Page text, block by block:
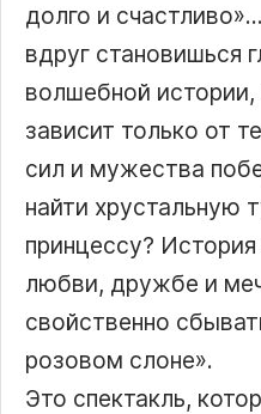
долго и
вдруг становишься
волшебной
зависит только от
сил и мужества
найти хрустальную
принцессу?
любви, дружбе и
свойственно
розовом слоне».
Это спектакль,